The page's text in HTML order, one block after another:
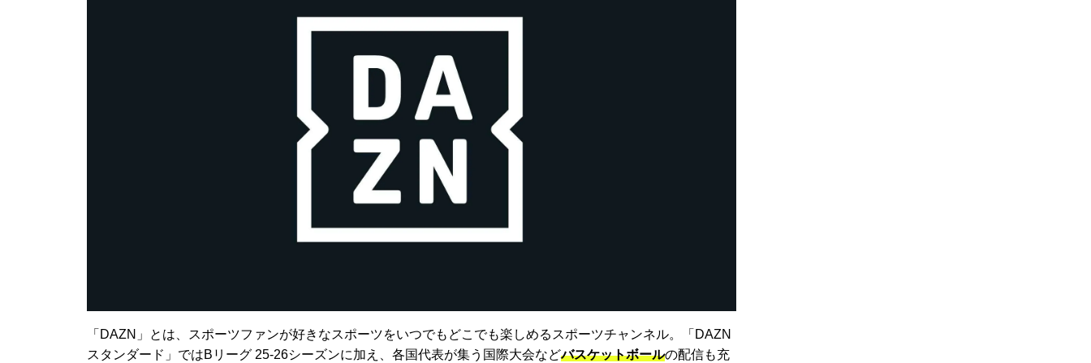
「DAZN」とは、スポーツファンが好きなスポーツをいつでもどこでも楽しめるスポーツチャンネル。「DAZN
スタンダード」ではBリーグ 25-26シーズンに加え、各国代表が集う国際大会などバスケットボールの配信も充